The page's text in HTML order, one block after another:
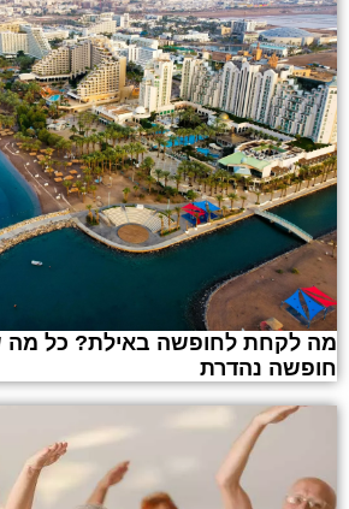
מה לקחת לחופשה באילת? כל מה
חופשה נהדרת